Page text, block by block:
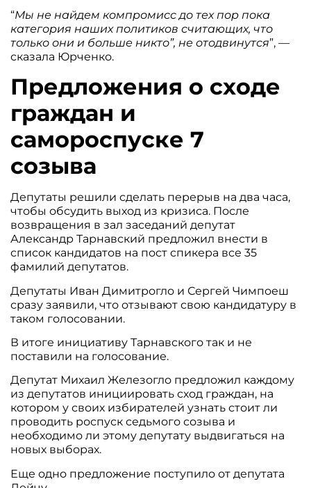
“Мы не найдем компромисс до тех пор пока
категория наших политиков считающих, что
только они и больше никто”, не отодвинутся”, —
сказала Юрченко.
Предложения о сходе
граждан и
самороспуске 7
созыва
Депутаты решили сделать перерыв на два часа,
чтобы обсудить выход из кризиса. После
возвращения в зал заседаний депутат
Александр Тарнавский предложил внести в
список кандидатов на пост спикера все 35
фамилий депутатов.
Депутаты Иван Димитрогло и Сергей Чимпоеш
сразу заявили, что отзывают свою кандидатуру в
таком голосовании.
В итоге инициативу Тарнавского так и не
поставили на голосование.
Депутат Михаил Железогло предложил каждому
из депутатов инициировать сход граждан, на
котором у своих избирателей узнать стоит ли
проводить роспуск седьмого созыва и
необходимо ли этому депутату выдвигаться на
новых выборах.
Еще одно предложение поступило от депутата